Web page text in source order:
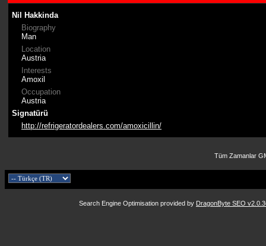
Nil Hakkinda
Biography
Man
Location
Austria
Interests
Amoxil
Occupation
Austria
Signatürü
http://refrigeratordealers.com/amoxicillin/
Tüm Zamanlar
Search Engine Optimisation provided by DragonByte SEO